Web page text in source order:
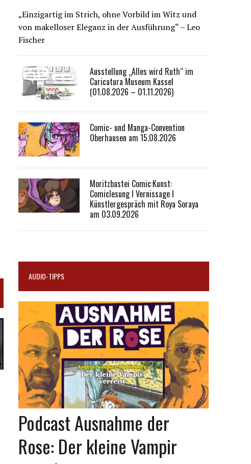
„Einzigartig im Strich, ohne Vorbild im Witz und
von makelloser Eleganz in der Ausführung“ – Leo
Fischer
Ausstellung „Alles wird Ruth“ im
Caricatura Museum Kassel
(01.08.2026 – 01.11.2026)
Comic- und Manga-Convention
Oberhausen am 15.08.2026
Moritzbastei Comic:Kunst:
Comiclesung I Vernissage I
Künstlergespräch mit Roya Soraya
am 03.09.2026
AUDIO-TIPPS
Podcast Ausnahme der
Rose: Der kleine Vampir